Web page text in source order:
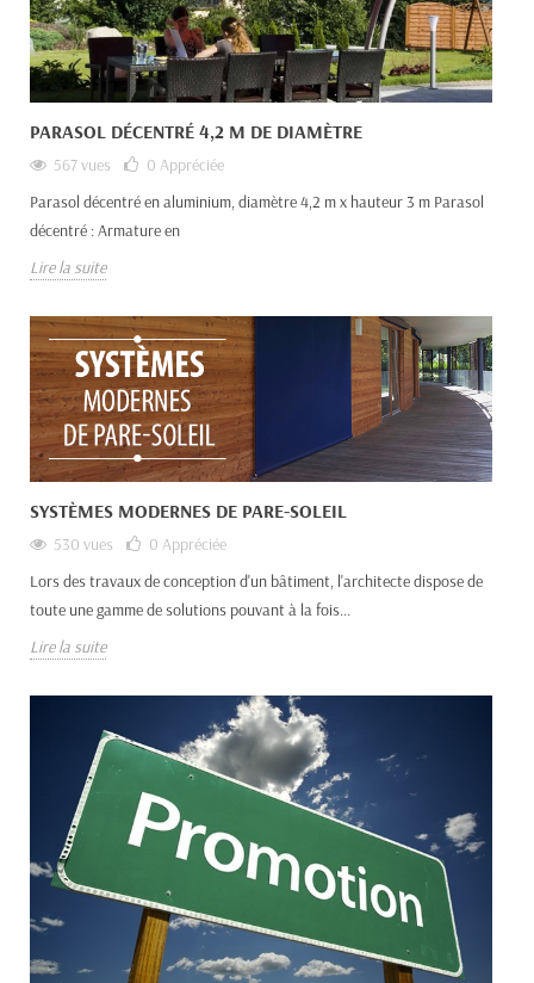
PARASOL DÉCENTRÉ 4,2 M DE DIAMÈTRE
567 vues 0 Appréciée
Parasol décentré en aluminium, diamètre 4,2 m x hauteur 3 m Parasol
décentré : Armature en
Lire la suite
SYSTÈMES MODERNES DE PARE-SOLEIL
530 vues 0 Appréciée
Lors des travaux de conception d'un bâtiment, l'architecte dispose de
toute une gamme de solutions pouvant à la fois...
Lire la suite